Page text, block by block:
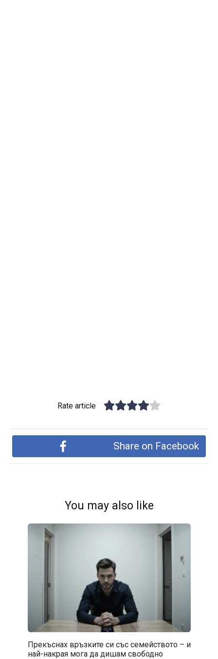
Rate article
Share on Facebook
You may also like
Прекъснах връзките си със семейството – и
най-накрая мога да дишам свободно